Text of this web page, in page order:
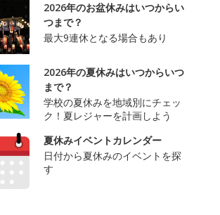
2026年のお盆休みはいつからい
つまで？
最大9連休となる場合もあり
2026年の夏休みはいつからいつ
まで？
学校の夏休みを地域別にチェッ
ク！夏レジャーを計画しよう
夏休みイベントカレンダー
日付から夏休みのイベントを探
す